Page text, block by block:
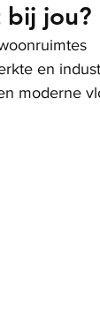
bij jou?
en
moderne